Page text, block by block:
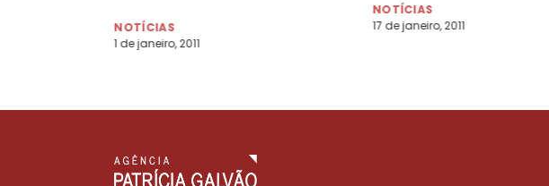
NOTÍCIAS
1 de janeiro, 2011
NOTÍCIAS
17 de janeiro, 2011